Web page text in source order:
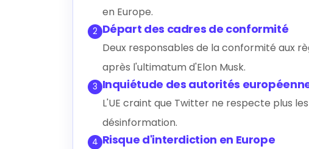
en Europe.
2 Départ des cadres de conformité
Deux responsables de la conformité aux
après l'ultimatum d'Elon Musk.
3 Inquiétude des autorités
L'UE craint que Twitter ne respecte plus
désinformation.
4 Risque d'interdiction en Europe